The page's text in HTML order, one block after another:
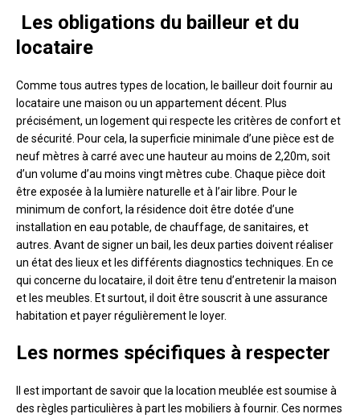
Les obligations du bailleur et du
locataire
Comme tous autres types de location, le bailleur doit fournir au
locataire une maison ou un appartement décent. Plus
précisément, un logement qui respecte les critères de confort et
de sécurité. Pour cela, la superficie minimale d’une pièce est de
neuf mètres à carré avec une hauteur au moins de 2,20m, soit
d’un volume d’au moins vingt mètres cube. Chaque pièce doit
être exposée à la lumière naturelle et à l’air libre. Pour le
minimum de confort, la résidence doit être dotée d’une
installation en eau potable, de chauffage, de sanitaires, et
autres. Avant de signer un bail, les deux parties doivent réaliser
un état des lieux et les différents diagnostics techniques. En ce
qui concerne du locataire, il doit être tenu d’entretenir la maison
et les meubles. Et surtout, il doit être souscrit à une assurance
habitation et payer régulièrement le loyer.
Les normes spécifiques à respecter
Il est important de savoir que la location meublée est soumise à
des règles particulières à part les mobiliers à fournir. Ces normes